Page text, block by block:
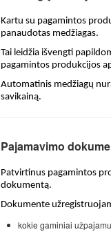
Kartu su pagamintos
panaudotas medžiagas.
Tai leidžia išvengti
pagamintos produkcijos
Automatinis medžiagų
savikainą.
Pajamavimo
Patvirtinus pagamintos
dokumentą.
Dokumente
kokie gaminiai